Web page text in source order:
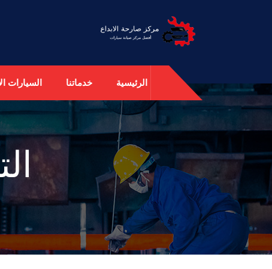
الرئيسية خدماتنا السيارات